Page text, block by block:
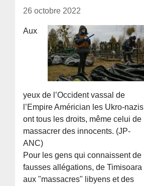
26 octobre 2022
Aux
yeux de l’Occident vassal de
l’Empire Américian les Ukro-nazis
ont tous les droits, même celui de
massacrer des innocents. (JP-
ANC)
Pour les gens qui connaissent de
fausses allégations, de Timisoara
aux "massacres" libyens et des